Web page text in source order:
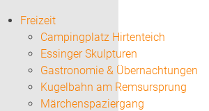
Freizeit
Campingplatz Hirtenteich
Essinger Skulpturen
Gastronomie & Übernachtungen
Kugelbahn am Remsursprung
Märchenspaziergang